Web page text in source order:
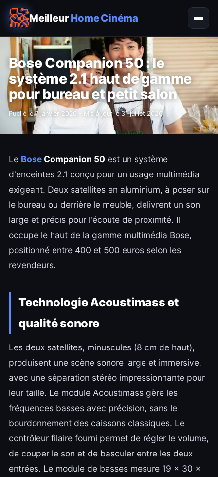
MeilleurHome Cinéma
Bose Companion 50 : le
système 2.1 haut de gamme
pour bureau et petit salon
Publié le7 janvier 2026 - Mis à jour le31 juillet 2026
Le Bose Companion 50 est un système
d'enceintes 2.1 conçu pour un usage multimédia
exigeant. Deux satellites en aluminium, à poser sur
le bureau ou derrière le meuble, délivrent un son
large et précis pour l'écoute de proximité. Il
occupe le haut de la gamme multimédia Bose,
positionné entre 400 et 500 euros selon les
revendeurs.
Technologie Acoustimass et
qualité sonore
Les deux satellites, minuscules (8 cm de haut),
produisent une scène sonore large et immersive,
avec une séparation stéréo impressionnante pour
leur taille. Le module Acoustimass gère les
fréquences basses avec précision, sans le
bourdonnement des caissons classiques. Le
contrôleur filaire fourni permet de régler le volume,
de couper le son et de basculer entre les deux
entrées. Le module de basses mesure 19 x 30 x